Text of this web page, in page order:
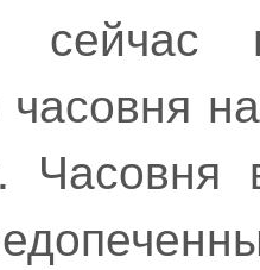
часовня